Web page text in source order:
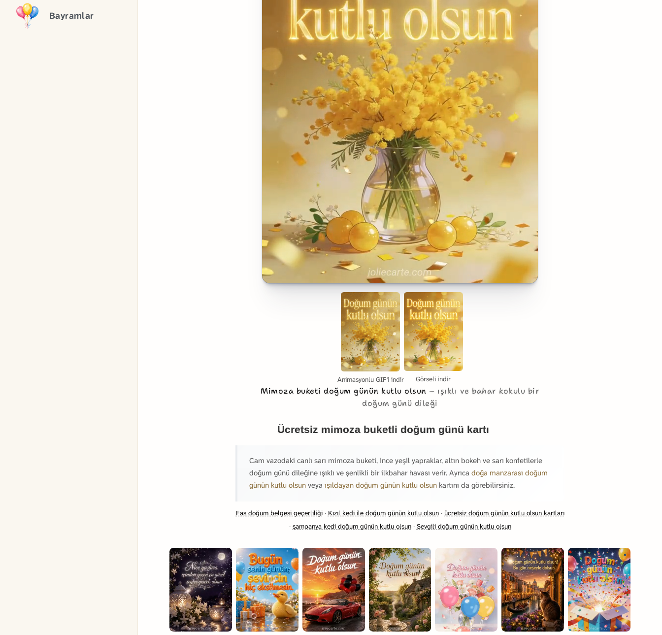
Bayramlar
Animasyonlu GIF'i indir Görseli indir
Mimoza buketi doğum günün kutlu olsun
ışıklı ve bahar kokulu bir
doğum günü dileği
Ücretsiz mimoza buketli doğum günü kartı
Cam vazodaki canlı sarı mimoza buketi, ince yeşil yapraklar, altın bokeh ve sarı konfetilerle
doğum günü dileğine ışıklı ve şenlikli bir ilkbahar havası verir. Ayrıca doğa manzarası doğum
günün kutlu olsun veya ışıldayan doğum günün kutlu olsun kartını da görebilirsiniz.
Fas doğum belgesi geçerliliği· Kızıl kedi ile doğum günün kutlu olsun· ücretsiz doğum günün kutlu olsun kartları
· şampanya kedi doğum günün kutlu olsun· Sevgili doğum günün kutlu olsun